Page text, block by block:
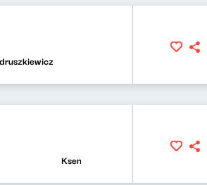
Ksenia Maćczak, Mirosław Oczkoś